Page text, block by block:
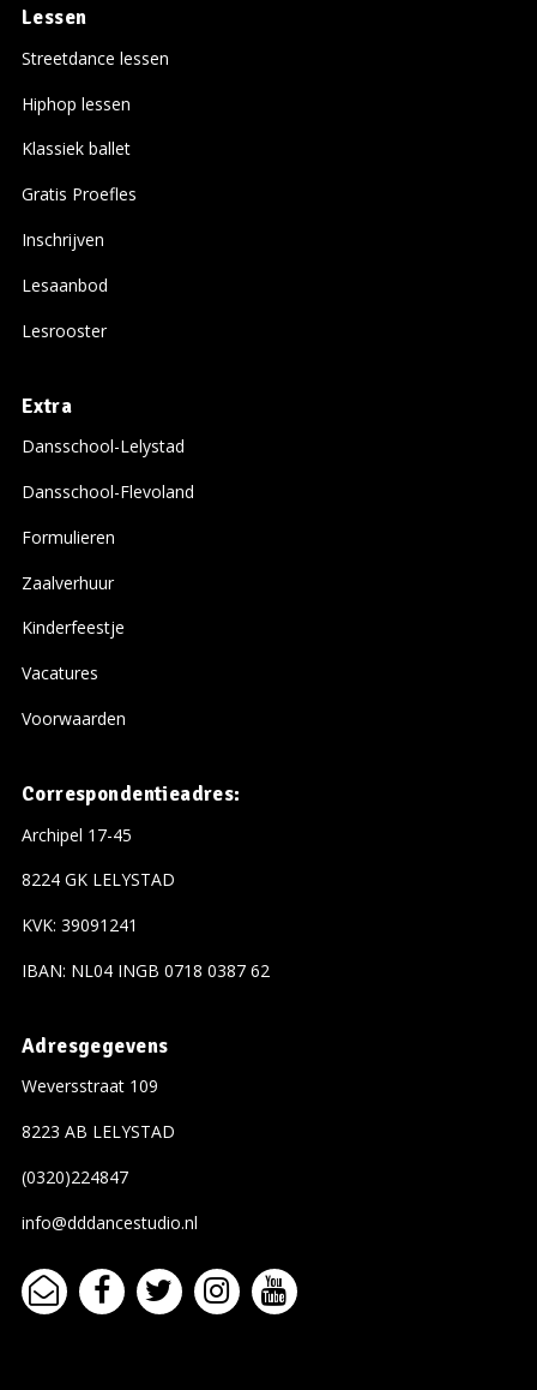
Lessen
Streetdance lessen
Hiphop lessen
Klassiek ballet
Gratis Proefles
Inschrijven
Lesaanbod
Lesrooster
Extra
Dansschool-Lelystad
Dansschool-Flevoland
Formulieren
Zaalverhuur
Kinderfeestje
Vacatures
Voorwaarden
Correspondentieadres:
Archipel 17-45
8224 GK LELYSTAD
KVK: 39091241
IBAN: NL04 INGB 0718 0387 62
Adresgegevens
Weversstraat 109
8223 AB LELYSTAD
(0320)224847
info@dddancestudio.nl